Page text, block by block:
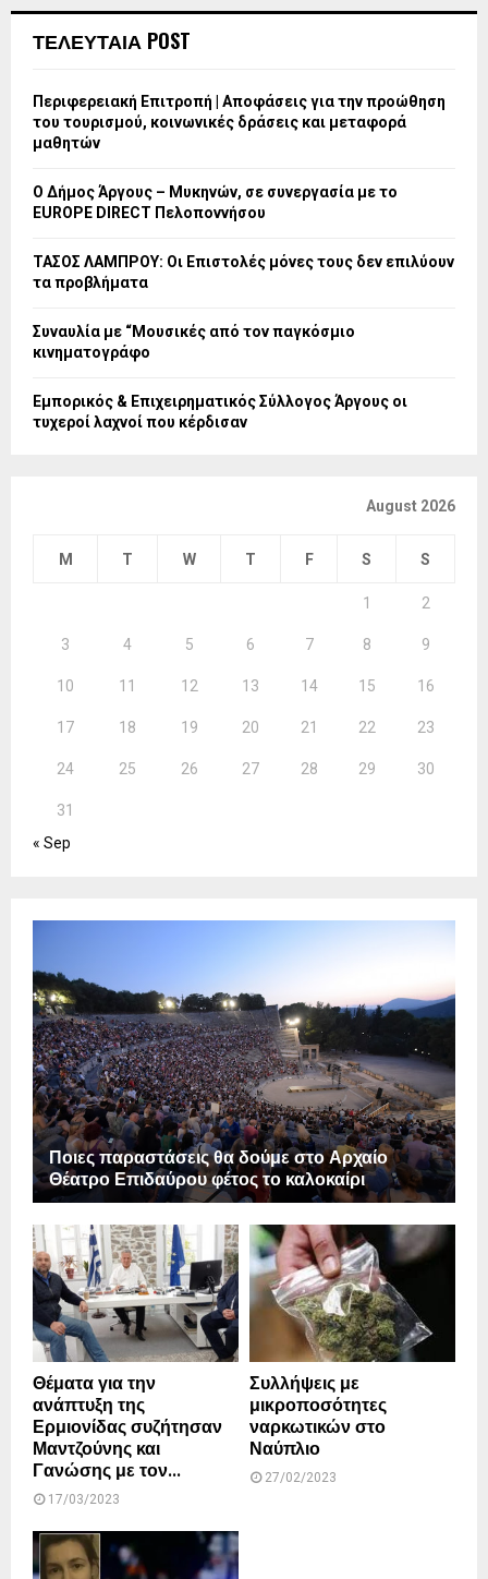
ΤΕΛΕΥΤΑΙΑ POST
Περιφερειακή Επιτροπή | Αποφάσεις για την προώθηση
του τουρισμού, κοινωνικές δράσεις και μεταφορά
μαθητών
Ο Δήμος Άργους – Μυκηνών, σε συνεργασία με το
EUROPE DIRECT Πελοποννήσου
ΤΑΣΟΣ ΛΑΜΠΡΟΥ: Οι Επιστολές μόνες τους δεν επιλύουν
τα προβλήματα
Συναυλία με “Μουσικές από τον παγκόσμιο
κινηματογράφο
Εμπορικός & Επιχειρηματικός Σύλλογος Άργους οι
τυχεροί λαχνοί που κέρδισαν
August 2026
M T W T F S S
1 2
3 4 5 6 7 8 9
10 11 12 13 14 15 16
17 18 19 20 21 22 23
24 25 26 27 28 29 30
31
« Sep
Ποιες παραστάσεις θα δούμε στο Αρχαίο
Θέατρο Επιδαύρου φέτος το καλοκαίρι
Θέματα για την
ανάπτυξη της
Ερμιονίδας συζήτησαν
Μαντζούνης και
Γανώσης με τον...
17/03/2023
Συλλήψεις με
μικροποσότητες
ναρκωτικών στο
Ναύπλιο
27/02/2023